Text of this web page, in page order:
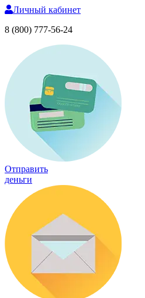
Личный кабинет
8 (800) 777-56-24
Отправить
деньги